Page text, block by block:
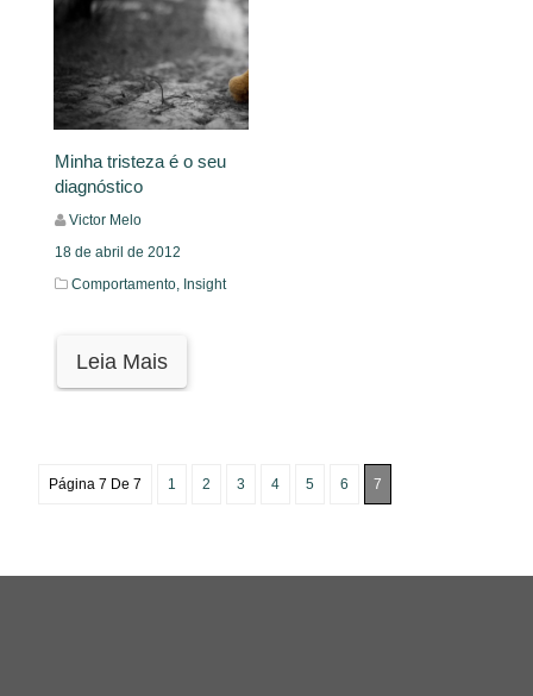
Minha tristeza é o seu
diagnóstico
Victor Melo
18 de abril de 2012
Comportamento, Insight
Leia Mais
Página 7 De 7 1 2 3 4 5 6 7